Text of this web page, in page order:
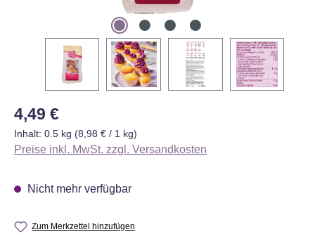
Regulärer Preis:
4,49 €
Inhalt: 0.5 kg (8,98 € / 1 kg)
Preise inkl. MwSt. zzgl. Versandkosten
Nicht mehr verfügbar
Zum Merkzettel hinzufügen